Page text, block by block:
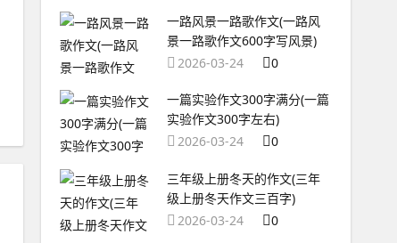
一路风景一路歌作文(一路风
景一路歌作文600字写风景)
2026-03-24
0
一篇实验作文300字满分(一篇
实验作文300字左右)
2026-03-24
0
三年级上册冬天的作文(三年
级上册冬天作文三百字)
2026-03-24
0